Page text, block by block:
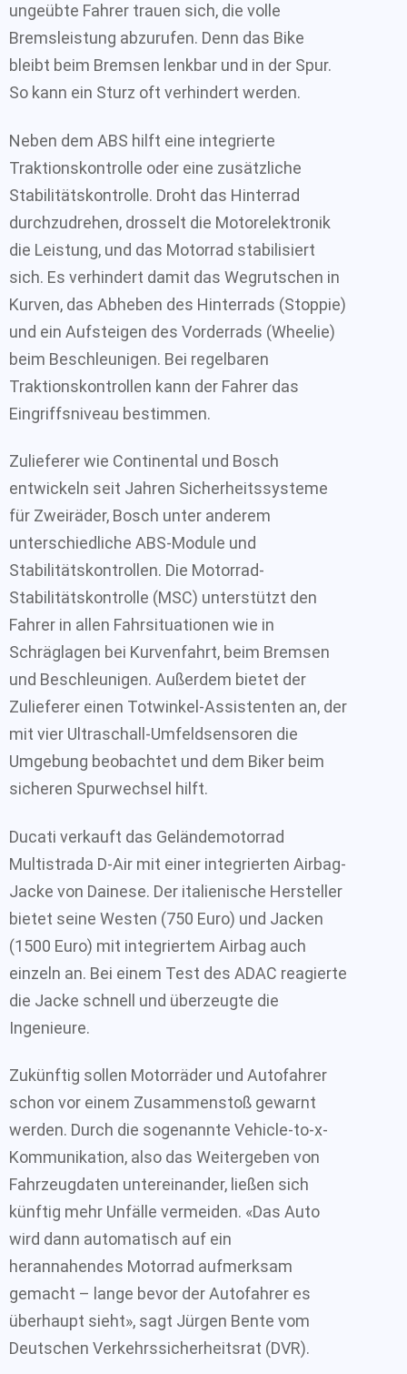
ungeübte Fahrer trauen sich, die volle
Bremsleistung abzurufen. Denn das Bike
bleibt beim Bremsen lenkbar und in der Spur.
So kann ein Sturz oft verhindert werden.
Neben dem ABS hilft eine integrierte
Traktionskontrolle oder eine zusätzliche
Stabilitätskontrolle. Droht das Hinterrad
durchzudrehen, drosselt die Motorelektronik
die Leistung, und das Motorrad stabilisiert
sich. Es verhindert damit das Wegrutschen in
Kurven, das Abheben des Hinterrads (Stoppie)
und ein Aufsteigen des Vorderrads (Wheelie)
beim Beschleunigen. Bei regelbaren
Traktionskontrollen kann der Fahrer das
Eingriffsniveau bestimmen.
Zulieferer wie Continental und Bosch
entwickeln seit Jahren Sicherheitssysteme
für Zweiräder, Bosch unter anderem
unterschiedliche ABS-Module und
Stabilitätskontrollen. Die Motorrad-
Stabilitätskontrolle (MSC) unterstützt den
Fahrer in allen Fahrsituationen wie in
Schräglagen bei Kurvenfahrt, beim Bremsen
und Beschleunigen. Außerdem bietet der
Zulieferer einen Totwinkel-Assistenten an, der
mit vier Ultraschall-Umfeldsensoren die
Umgebung beobachtet und dem Biker beim
sicheren Spurwechsel hilft.
Ducati verkauft das Geländemotorrad
Multistrada D-Air mit einer integrierten Airbag-
Jacke von Dainese. Der italienische Hersteller
bietet seine Westen (750 Euro) und Jacken
(1500 Euro) mit integriertem Airbag auch
einzeln an. Bei einem Test des ADAC reagierte
die Jacke schnell und überzeugte die
Ingenieure.
Zukünftig sollen Motorräder und Autofahrer
schon vor einem Zusammenstoß gewarnt
werden. Durch die sogenannte Vehicle-to-x-
Kommunikation, also das Weitergeben von
Fahrzeugdaten untereinander, ließen sich
künftig mehr Unfälle vermeiden. «Das Auto
wird dann automatisch auf ein
herannahendes Motorrad aufmerksam
gemacht – lange bevor der Autofahrer es
überhaupt sieht», sagt Jürgen Bente vom
Deutschen Verkehrssicherheitsrat (DVR).